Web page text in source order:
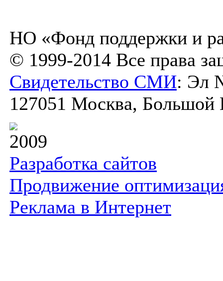
НО «Фонд поддержки и
© 1999-2014 Все права
Свидетельство СМИ: Эл
127051 Москва, Большой
2009
Разработка сайтов
Продвижение
Реклама в Интернет